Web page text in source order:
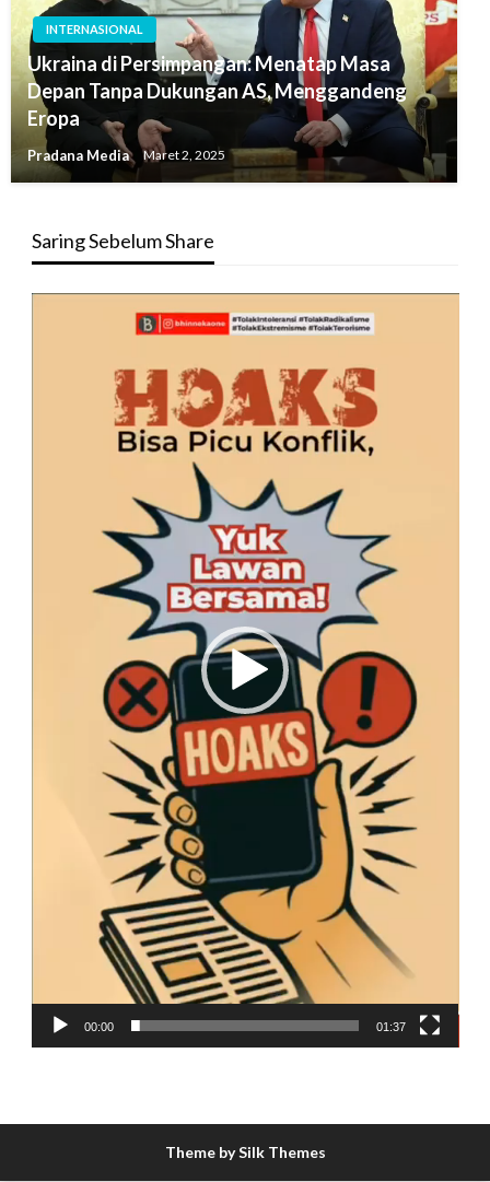
INTERNASIONAL
Ukraina di Persimpangan: Menatap Masa
Depan Tanpa Dukungan AS, Menggandeng
Eropa
Pradana Media Maret 2, 2025
Saring Sebelum Share
00:00 01:37
Theme by Silk Themes